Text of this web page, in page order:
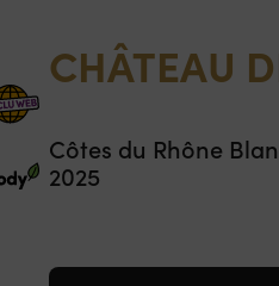
CHÂTEAU
Côtes du Rhône
2025